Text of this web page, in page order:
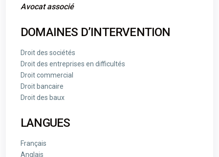
Avocat associé
DOMAINES D’INTERVENTION
Droit des sociétés
Droit des entreprises en difficultés
Droit commercial
Droit bancaire
Droit des baux
LANGUES
Français
Anglais